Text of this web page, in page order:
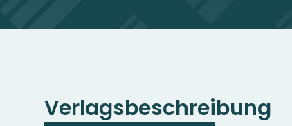
Verlagsbeschreibung